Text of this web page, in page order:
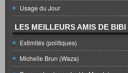
Usage du Jour
LES MEILLEURS AMIS DE BIBI
Extimités (politiques)
Michelle Brun (Waza)